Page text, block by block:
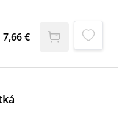
život zasvätila
odmenená
Jej telo zostalo
kým ho v Tepličke
7,66 €